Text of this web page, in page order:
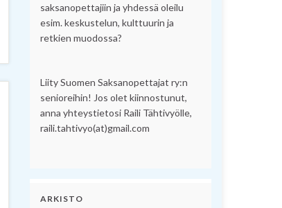
saksanopettajiin ja yhdessä oleilu
esim. keskustelun, kulttuurin ja
retkien muodossa?
Liity Suomen Saksanopettajat ry:n
senioreihin! Jos olet kiinnostunut,
anna yhteystietosi Raili Tähtivyölle,
raili.tahtivyo(at)gmail.com
ARKISTO